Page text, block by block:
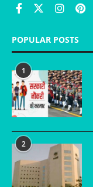
POPULAR POSTS
1
2